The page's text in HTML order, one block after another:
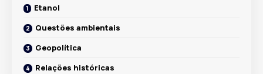
Etanol
Questões ambientais
Geopolítica
Relações históricas